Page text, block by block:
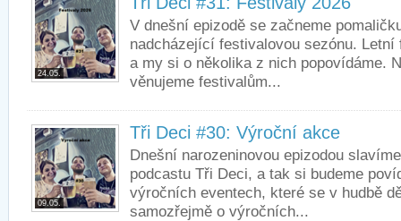
24.05.
V dnešní epizodě se začneme
nadcházející festivalovou sezónu.
a my si o několika z nich popovídáme.
věnujeme festivalům...
09.05.
Tři Deci #30: Výroční akce
Dnešní narozeninovou epizodou
podcastu Tři Deci, a tak si budeme
výročních eventech, které se v hudbě
samozřejmě o výročních...